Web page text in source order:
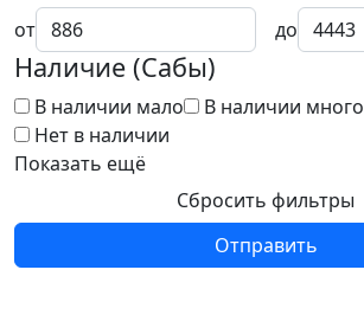
от до
Наличие (Сабы)
В наличии мало
В наличии много
Нет в наличии
Показать ещё
Сбросить фильтры
Отправить